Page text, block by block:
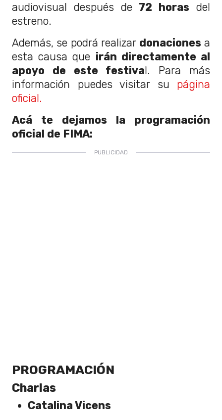
audiovisual después de 72 horas del
estreno.
Además, se podrá realizar donaciones a
esta causa que irán directamente al
apoyo de este festival. Para más
información puedes visitar su página
oficial.
Acá te dejamos la programación
oficial de FIMA:
PROGRAMACIÓN
Charlas
Catalina Vicens